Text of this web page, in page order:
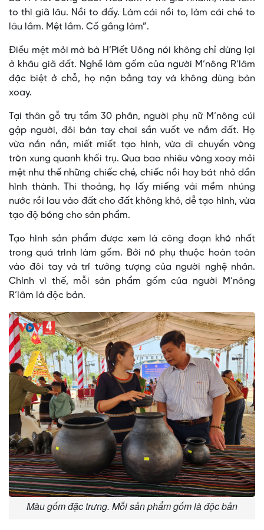
to thì giã lâu. Nồi to đấy. Làm cái nồi to, làm cái ché to
lâu lắm. Mệt lắm. Cố gắng làm”.
Điều mệt mỏi mà bà H’Piết Uông nói không chỉ dừng lại
ở khâu giã đất. Nghề làm gốm của người M’nông R’lâm
đặc biệt ở chỗ, họ nặn bằng tay và không dùng bàn
xoay.
Tại thân gỗ trụ tầm 30 phân, người phụ nữ M’nông cúi
gập người, đôi bàn tay chai sần vuốt ve nắm đất. Họ
vừa nắn nắn, miết miết tạo hình, vừa di chuyển vòng
tròn xung quanh khối trụ. Qua bao nhiêu vòng xoay mỏi
mệt như thế những chiếc ché, chiếc nồi hay bát nhỏ dần
hình thành. Thi thoảng, họ lấy miếng vải mềm nhúng
nước rồi lau vào đất cho đất không khô, dễ tạo hình, vừa
tạo độ bóng cho sản phẩm.
Tạo hình sản phẩm được xem là công đoạn khó nhất
trong quá trình làm gốm. Bởi nó phụ thuộc hoàn toàn
vào đôi tay và trí tưởng tượng của người nghệ nhân.
Chính vì thế, mỗi sản phẩm gốm của người M’nông
R’lâm là độc bản.
Màu gốm đặc trưng. Mỗi sản phẩm gốm là độc bản